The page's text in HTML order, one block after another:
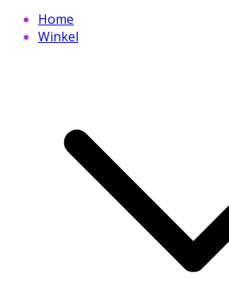
Home
Winkel